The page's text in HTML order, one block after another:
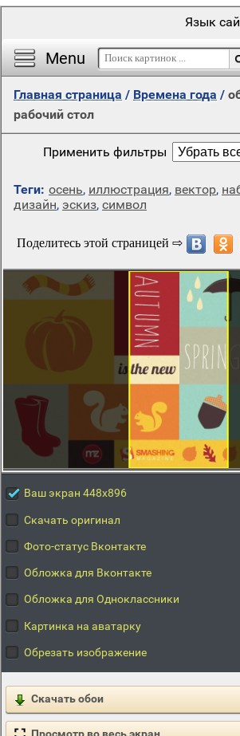
Menu
Язык
Главная страница / Времена года /
рабочий стол
Применить фильтры
Теги: осень, иллюстрация, вектор,
дизайн, эскиз, символ
Ваш экран 448x896
Скачать оригинал
Фото-статус Вконтакте
Обложка для Вконтакте
Обложка для Одноклассники
Картинка на аватарку
Обрезать изображение
Скачать обои
Просмотр во весь экран